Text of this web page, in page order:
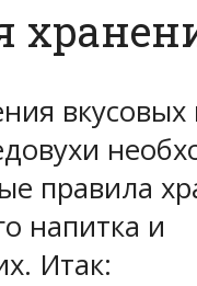
вкусовых
правила
напитка и
Итак: